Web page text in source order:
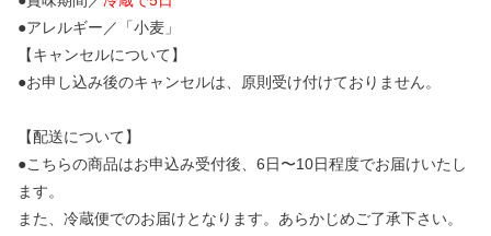
●アレルギー／「小麦」
【キャンセルについて】
●お申し込み後のキャンセルは、原則受け付けておりません。
【配送について】
●こちらの商品はお申込み受付後、6日〜10日程度でお届けいたし
ます。
また、冷蔵便でのお届けとなります。あらかじめご了承下さい。